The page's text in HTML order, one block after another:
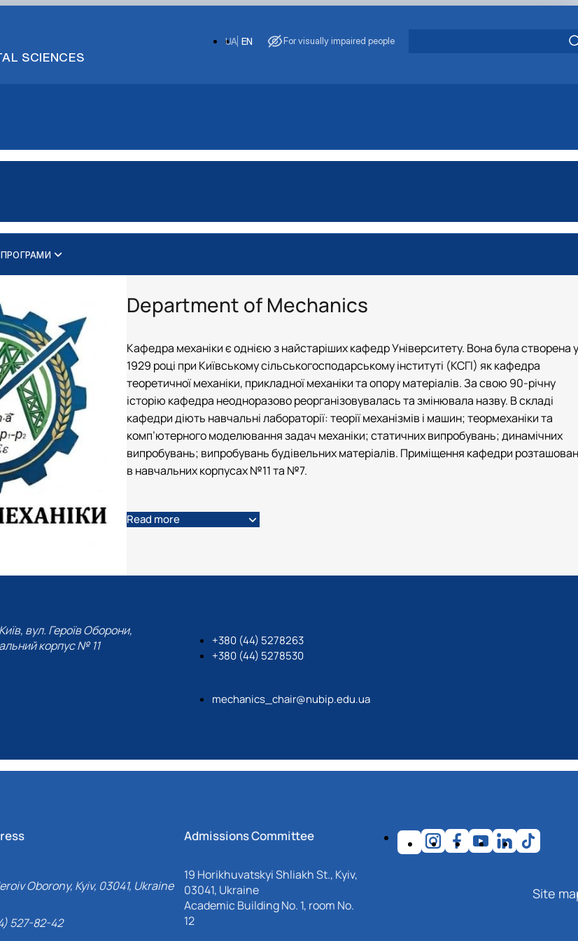
SCIENCES
EN
UA For visually impaired people
навчальних дисциплін 2025-2026 н.р.
ПРОГРАМИ
2026 н.р.
Department of Mechanics
Кафедра механіки є однією з найстаріших кафедр Університету. Вона була створена у
1929 році при Київському сільськогосподарському інституті (КСГІ) як кафедра
теоретичної механіки, прикладної механіки та опору матеріалів. За свою 90-річну
історію кафедра неодноразово реорганізовувалась та змінювала назву. В складі
кафедри діють навчальні лабораторії: теорії механізмів і машин; теормеханіки та
комп’ютерного моделювання задач механіки; статичних випробувань; динамічних
випробувань; випробувань будівельних матеріалів. Приміщення кафедри
в навчальних корпусах №11 та №7.
Read more
вул. Героїв Оборони,
корпус № 11
+380 (44) 5278263
+380 (44) 5278530
mechanics_chair@nubip.edu.ua
Oborony, Kyiv, 03041, Ukraine
527-82-42
Admissions Committee
19 Horikhuvatskyi Shliakh St., Kyiv,
03041, Ukraine
Academic Building No. 1, room No.
12
Site